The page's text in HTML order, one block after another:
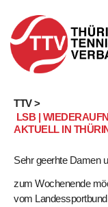
Skip
content
TTV >
LSB |
AKTUELL IN
Sehr geerhte Damen
zum Wochenende
vom